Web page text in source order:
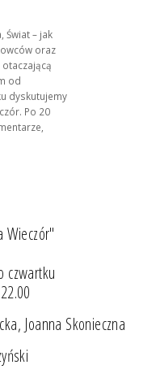
Świat – jak
oraz
otaczającą
od
dyskutujemy
Po 20
Wieczór"
czwartku
Joanna Skonieczna